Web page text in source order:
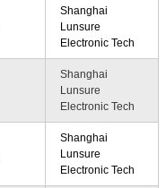
Shanghai
Lunsure
Electronic Tech
Shanghai
Lunsure
Electronic Tech
Shanghai
Lunsure
Electronic Tech